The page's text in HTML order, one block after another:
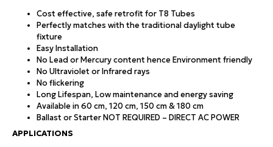
Cost effective, safe retrofit for T8 Tubes
Perfectly matches with the traditional daylight tube
fixture
Easy Installation
No Lead or Mercury content hence Environment friendly
No Ultraviolet or Infrared rays
No flickering
Long Lifespan, Low maintenance and energy saving
Available in 60 cm, 120 cm, 150 cm & 180 cm
Ballast or Starter NOT REQUIRED – DIRECT AC POWER
APPLICATIONS